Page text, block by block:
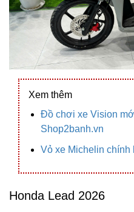
Xem thêm
Đồ chơi xe Vision
Shop2banh.vn
Vỏ xe Michelin chính
Honda Lead 2026